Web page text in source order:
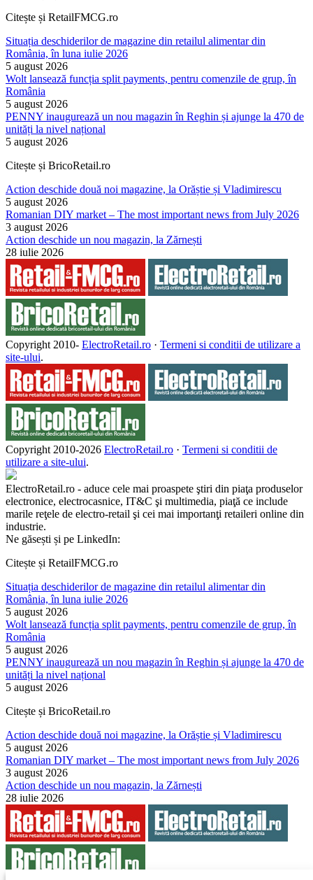
Citește și RetailFMCG.ro
Situația deschiderilor de magazine din retailul alimentar din
România, în luna iulie 2026
5 august 2026
Wolt lansează funcția split payments, pentru comenzile de grup, în
România
5 august 2026
PENNY inaugurează un nou magazin în Reghin și ajunge la 470 de
unități la nivel național
5 august 2026
Citește și BricoRetail.ro
Action deschide două noi magazine, la Orăștie și Vladimirescu
5 august 2026
Romanian DIY market – The most important news from July 2026
3 august 2026
Action deschide un nou magazin, la Zărnești
28 iulie 2026
Copyright 2010- ElectroRetail.ro · Termeni si conditii de utilizare a
site-ului.
Copyright 2010-2026 ElectroRetail.ro · Termeni si conditii de
utilizare a site-ului.
ElectroRetail.ro - aduce cele mai proaspete ştiri din piaţa produselor
electronice, electrocasnice, IT&C şi multimedia, piaţă ce include
marile reţele de electro-retail şi cei mai importanţi retaileri online din
industrie.
Ne găsești și pe LinkedIn:
Citește și RetailFMCG.ro
Situația deschiderilor de magazine din retailul alimentar din
România, în luna iulie 2026
5 august 2026
Wolt lansează funcția split payments, pentru comenzile de grup, în
România
5 august 2026
PENNY inaugurează un nou magazin în Reghin și ajunge la 470 de
unități la nivel național
5 august 2026
Citește și BricoRetail.ro
Action deschide două noi magazine, la Orăștie și Vladimirescu
5 august 2026
Romanian DIY market – The most important news from July 2026
3 august 2026
Action deschide un nou magazin, la Zărnești
28 iulie 2026